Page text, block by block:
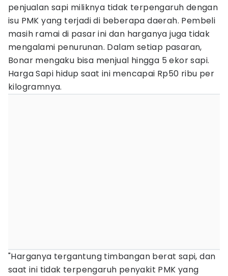
penjualan sapi miliknya tidak terpengaruh dengan
isu PMK yang terjadi di beberapa daerah. Pembeli
masih ramai di pasar ini dan harganya juga tidak
mengalami penurunan. Dalam setiap pasaran,
Bonar mengaku bisa menjual hingga 5 ekor sapi.
Harga Sapi hidup saat ini mencapai Rp50 ribu per
kilogramnya.
"Harganya tergantung timbangan berat sapi, dan
saat ini tidak terpengaruh penyakit PMK yang